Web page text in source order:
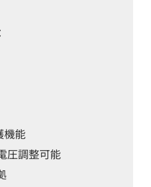
機能
圧調整可能